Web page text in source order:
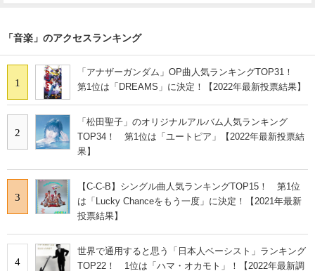
「音楽」のアクセスランキング
1
「アナザーガンダム」OP曲人気ランキングTOP31！
第1位は「DREAMS」に決定！【2022年最新投票結果】
2
「松田聖子」のオリジナルアルバム人気ランキング
TOP34！ 第1位は「ユートピア」【2022年最新投票結
果】
3
【C-C-B】シングル曲人気ランキングTOP15！ 第1位
は「Lucky Chanceをもう一度」に決定！【2021年最新
投票結果】
4
世界で通用すると思う「日本人ベーシスト」ランキング
TOP22！ 1位は「ハマ・オカモト」！【2022年最新調